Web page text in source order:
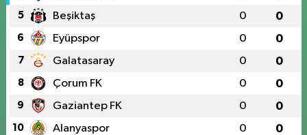
5 Beşiktaş 0 0
6 Eyüpspor 0 0
7 Galatasaray 0 0
8 Çorum FK 0 0
9 Gaziantep FK 0 0
10 Alanyaspor 0 0